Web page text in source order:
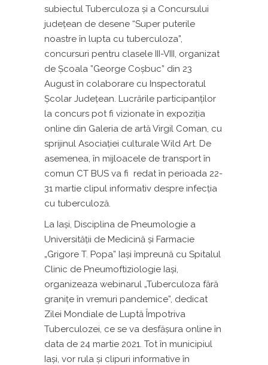
subiectul Tuberculoza și a Concursului
județean de desene “Super puterile
noastre în lupta cu tuberculoza”,
concursuri pentru clasele III-VIII, organizat
de Școala ”George Coșbuc” din 23
August în colaborare cu Inspectoratul
Școlar Județean. Lucrările participanților
la concurs pot fi vizionate în expoziția
online din Galeria de artă Virgil Coman, cu
sprijinul Asociației culturale Wild Art. De
asemenea, în mijloacele de transport în
comun CT BUS va fi redat în perioada 22-
31 martie clipul informativ despre infecția
cu tuberculoză.
La Iaşi, Disciplina de Pneumologie a
Universității de Medicină și Farmacie
„Grigore T. Popa” Iași împreună cu Spitalul
Clinic de Pneumoftiziologie Iași,
organizeaza webinarul „Tuberculoza fără
granițe în vremuri pandemice”, dedicat
Zilei Mondiale de Luptă Împotriva
Tuberculozei, ce se va desfășura online în
data de 24 martie 2021. Tot în municipiul
Iaşi, vor rula și clipuri informative în